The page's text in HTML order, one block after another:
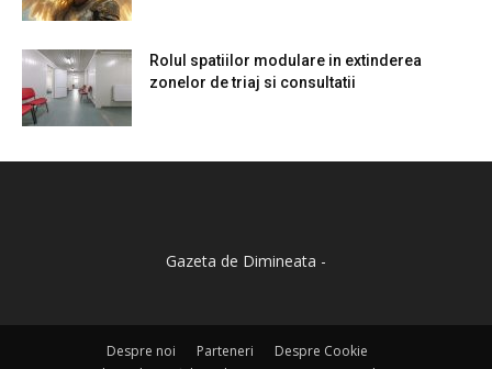
Rolul spatiilor modulare in extinderea
zonelor de triaj si consultatii
Gazeta de Dimineata -
Despre noi Parteneri
Despre Cookie